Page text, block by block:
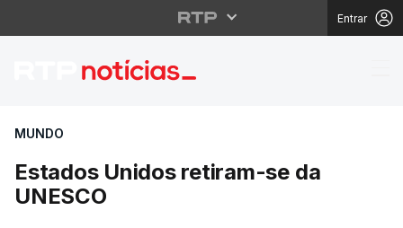
Entrar
Estados Unidos
MUNDO
Estados Unidos retiram-se da
UNESCO